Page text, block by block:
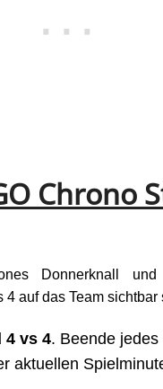
Chrono
Donnerknall
auf das Team sichtbar
4 vs 4. Beende
aktuellen